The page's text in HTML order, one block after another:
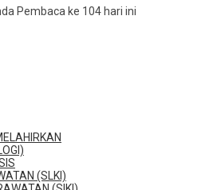
Pembaca ke 104 hari ini
(SLKI)